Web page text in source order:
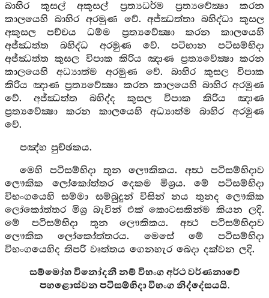
බාහිර කුසල් අකුසල් ප්‍රත්‍යධර්ම ප්‍රත්‍යවේක්‍ෂා කරන
කාලයෙහි බාහිර අරමුණ වේ. අජ්ඣත්තා බහිද්ධා කුසල
අකුසල පච්චය ධම්ම ප්‍රත්‍යවේක්‍ෂා කරන කාලයෙහි
අජ්ඣත්ත බහිද්ධ අරමුණ වේ. පටිභාන පටිසම්භිදා
අජ්ඣත්ත කුසල විපාක කිරිය ඤාණ ප්‍රත්‍යවේක්‍ෂා කරන
කාලයෙහි අධ්‍යාත්ම අරමුණ වේ. බාහිර කුසල විපාක
කිරිය ඤාණ ප්‍රත්‍යවේක්‍ෂා කරන කාලයෙහි බාහිර අරමුණ
වේ. අජ්ඣත්ත බහිද්ද කුසල විපාක කිරිය ඤාණ
ප්‍රත්‍යවේක්‍ෂා කරන කාලයෙහි අධ්‍යාත්ම බාහිර අරමුණ
වේ.
පඤ්හ පුච්ඡකය.
මෙහි පටිසම්භිදා තුන ලෞකිකය. අත්‍ථ පටිසම්භිදාව
ලෞකික ලෝකෝත්තර දෙකම මිශ්‍රය. මේ පටිසම්භිදා
විභංගයෙහි සම්මා සම්බුදුන් විසින් නය තුනද ලෞකික
ලෝකෝත්තර මිශ්‍ර බැවින් එක් කොටසකින්ම කියන ලදි.
මේ පටිසම්භිදා තුන ලෞකිකය. අත්‍ථ පටිසම්භිදාව
ලෞකික ලෝකෝත්තරය. මෙසේ මේ පටිසම්භිදා
විභංගයෙහිද තිපරි වෘත්තය ගෙනහැර බෙදා දක්වන ලදි.
සම්මෝහ විනෝදනී නම් විභංග අර්ථ වර්ණනාවේ
පහළොස්වන පටිසම්භිදා විභංග නිද්දේසයයි.